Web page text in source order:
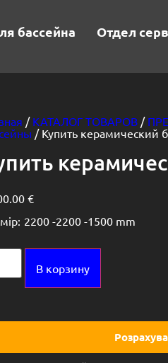
бассейна Отдел
/ КАТАЛОГ ТОВАРОВ /
/ Купить керамический
€
2200 -2200 -1500 mm
В корзину